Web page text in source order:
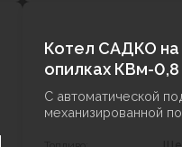
Котел САДКО
опилках КВм-0,8
С автоматической
механизированной